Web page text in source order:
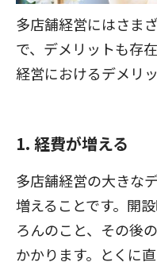
多店舗経営にはさま
で、デメリットも存
経営におけるデメリ
1. 経費が増える
多店舗経営の大きな
増えることです。開
ろんのこと、その後
かかります。とくに